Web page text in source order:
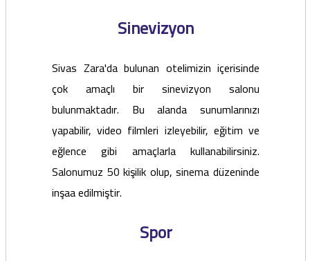
Sinevizyon
Sivas Zara'da bulunan otelimizin içerisinde
çok amaçlı bir sinevizyon salonu
bulunmaktadır. Bu alanda sunumlarınızı
yapabilir, video filmleri izleyebilir, eğitim ve
eğlence gibi amaçlarla kullanabilirsiniz.
Salonumuz 50 kişilik olup, sinema düzeninde
inşaa edilmiştir.
Spor